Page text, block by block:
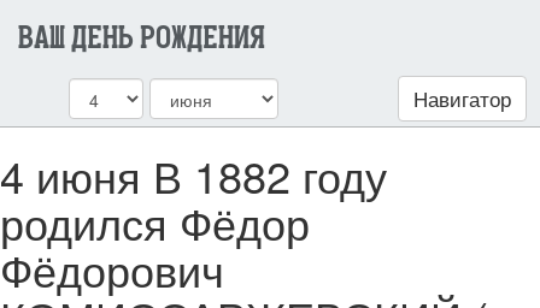
ВАШ ДЕНЬ РОЖДЕНИЯ
Навигатор
4 июня В 1882 году
родился Фёдор
Фёдорович